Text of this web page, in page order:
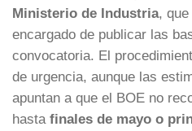
Ministerio de Industria, que
encargado de publicar las
convocatoria. El
de urgencia, aunque las
apuntan a que el BOE no
hasta finales de mayo o